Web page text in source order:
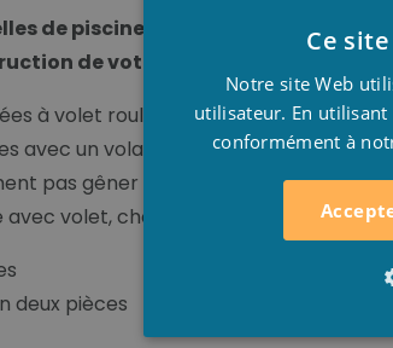
de piscine.
de votre piscine, choisissez la
à volet roulant :
avec un volant roulant, vous devez
pas gêner !
volet, choisissez les échelles
deux pièces
Ce
Notre site Web
utilisateur. En utilisant
conformément à